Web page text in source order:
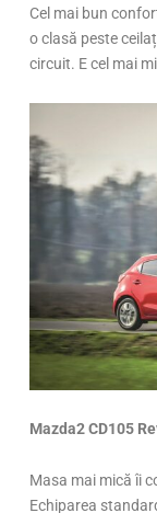
Cel mai bun
o clasă peste
circuit. E cel mai
Mazda2 CD105
Masa mai mică îi
Echiparea